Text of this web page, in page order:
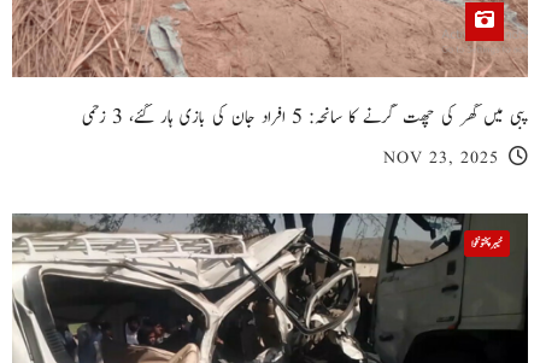
پبی میں گھر کی چھت گرنے کا سانحہ: 5 افراد جان کی بازی ہار گئے، 3 زخمی
NOV 23, 2025
خیبر پختونخوا